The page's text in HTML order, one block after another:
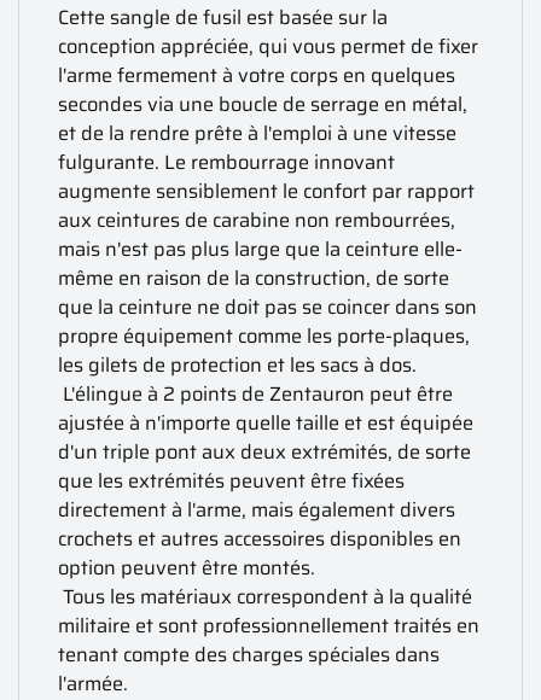
Cette sangle de fusil est basée sur la
conception appréciée, qui vous permet de fixer
l'arme fermement à votre corps en quelques
secondes via une boucle de serrage en métal,
et de la rendre prête à l'emploi à une vitesse
fulgurante. Le rembourrage innovant
augmente sensiblement le confort par rapport
aux ceintures de carabine non rembourrées,
mais n'est pas plus large que la ceinture elle-
même en raison de la construction, de sorte
que la ceinture ne doit pas se coincer dans son
propre équipement comme les porte-plaques,
les gilets de protection et les sacs à dos.
L'élingue à 2 points de Zentauron peut être
ajustée à n'importe quelle taille et est équipée
d'un triple pont aux deux extrémités, de sorte
que les extrémités peuvent être fixées
directement à l'arme, mais également divers
crochets et autres accessoires disponibles en
option peuvent être montés.
Tous les matériaux correspondent à la qualité
militaire et sont professionnellement traités en
tenant compte des charges spéciales dans
l'armée.